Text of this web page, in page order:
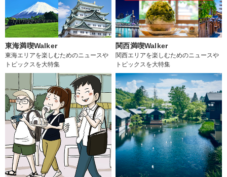
東海満喫Walker
東海エリアを楽しむためのニュースや
トピックスを大特集
関西満喫Walker
関西エリアを楽しむためのニュースや
トピックスを大特集